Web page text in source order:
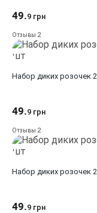
49.9 грн
Отзывы 2
Набор диких розочек
49.9 грн
Отзывы 2
Набор диких розочек
49.9 грн